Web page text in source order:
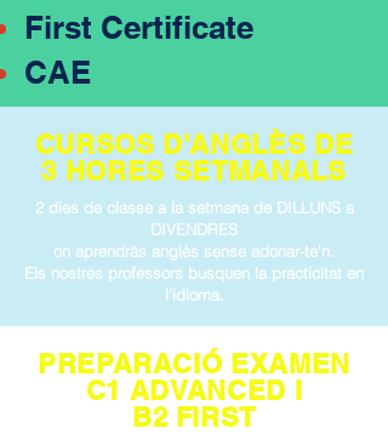
First Certificate
CAE
CURSOS D'ANGLÈS DE
3 HORES SETMANALS
2 dies de classe a la setmana de DILLUNS a
DIVENDRES
on aprendràs anglès sense adonar-te'n.
Els nostres professors busquen la practicitat en
l'idioma.
PREPARACIÓ EXAMEN
C1 ADVANCED I
B2 FIRST